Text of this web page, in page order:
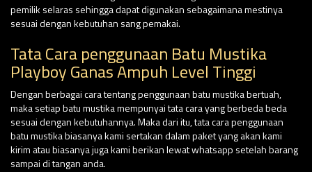
pemilik selaras sehingga dapat digunakan sebagaimana mestinya
sesuai dengan kebutuhan sang pemakai.
Tata Cara penggunaan Batu Mustika
Playboy Ganas Ampuh Level Tinggi
Dengan berbagai cara tentang penggunaan batu mustika bertuah,
maka setiap batu mustika mempunyai tata cara yang berbeda beda
sesuai dengan kebutuhannya. Maka dari itu, tata cara penggunaan
batu mustika biasanya kami sertakan dalam paket yang akan kami
kirim atau biasanya juga kami berikan lewat whatsapp setelah barang
sampai di tangan anda.